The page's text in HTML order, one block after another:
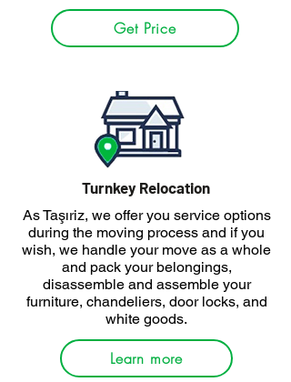
Get Price
Turnkey Relocation
As Taşıriz, we offer you service options
during the moving process and if you
wish, we handle your move as a whole
and pack your belongings,
disassemble and assemble your
furniture, chandeliers, door locks, and
white goods.
Learn more